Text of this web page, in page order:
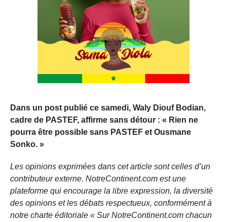
Dans un post publié ce samedi, Waly Diouf Bodian,
cadre de PASTEF, affirme sans détour : « Rien ne
pourra être possible sans PASTEF et Ousmane
Sonko. »
Les opinions exprimées dans cet article sont celles d’un
contributeur externe. NotreContinent.com est une
plateforme qui encourage la libre expression, la diversité
des opinions et les débats respectueux, conformément à
notre charte éditoriale « Sur NotreContinent.com chacun